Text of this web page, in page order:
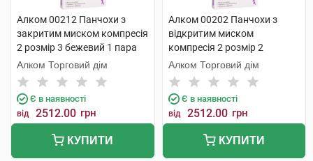
Алком 00212 Панчохи з
закритим миском компресія
2 розмір 3 бежевий 1 пара
Алком Торговий дім
Є в наявності
від 2512.00 грн
КУПИТИ
Алком 00202 Панчохи з
відкритим миском
компресія 2 розмір 2
бежевий 1 пара
Алком Торговий дім
Є в наявності
від 2512.00 грн
КУПИТИ